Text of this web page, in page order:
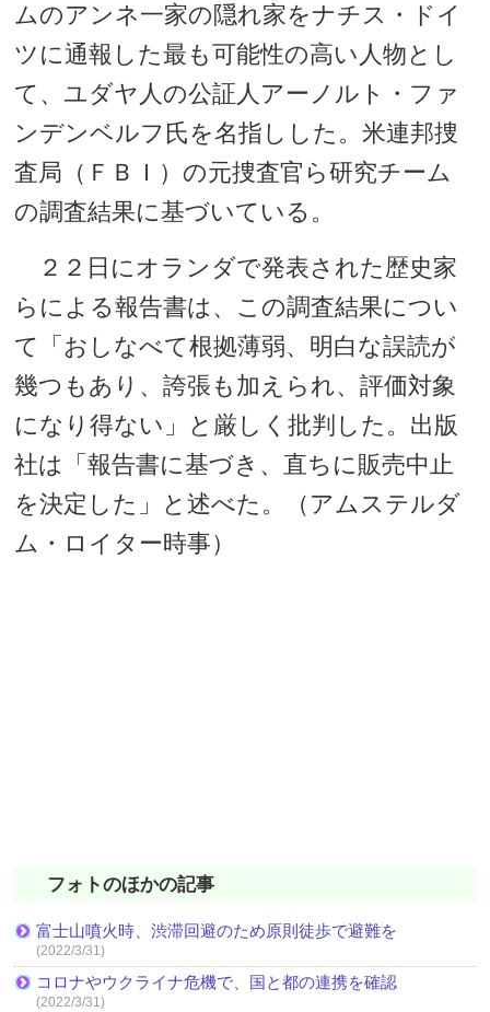
ムのアンネ一家の隠れ家をナチス・ドイ
ツに通報した最も可能性の高い人物とし
て、ユダヤ人の公証人アーノルト・ファ
ンデンベルフ氏を名指しした。米連邦捜
査局（ＦＢＩ）の元捜査官ら研究チーム
の調査結果に基づいている。
２２日にオランダで発表された歴史家
らによる報告書は、この調査結果につい
て「おしなべて根拠薄弱、明白な誤読が
幾つもあり、誇張も加えられ、評価対象
になり得ない」と厳しく批判した。出版
社は「報告書に基づき、直ちに販売中止
を決定した」と述べた。（アムステルダ
ム・ロイター時事）
フォトのほかの記事
富士山噴火時、渋滞回避のため原則徒歩で避難を
(2022/3/31)
コロナやウクライナ危機で、国と都の連携を確認
(2022/3/31)